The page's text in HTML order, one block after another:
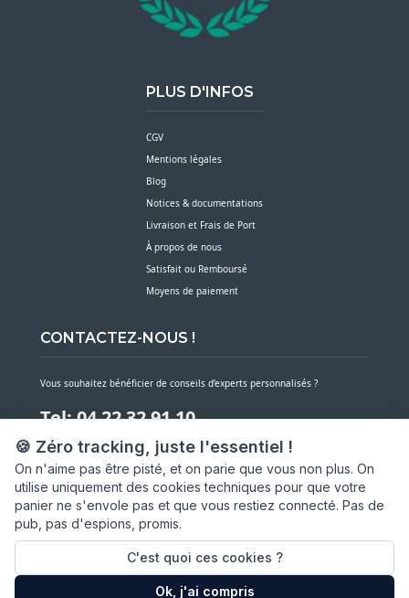
🍪 Zéro tracking, juste l'essentiel !
On n'aime pas être pisté, et on parie que vous non plus. On
utilise uniquement des cookies techniques pour que votre
panier ne s'envole pas et que vous restiez connecté. Pas de
pub, pas d'espions, promis.
C'est quoi ces cookies ?
Ok, j'ai compris
PLUS D'INFOS
CGV
Mentions légales
Blog
Notices & documentations
Livraison et Frais de Port
À propos de nous
Satisfait ou Remboursé
Moyens de paiement
CONTACTEZ-NOUS !
Vous souhaitez bénéficier de conseils d’experts personnalisés ?
Tel: 04 22 32 91 10
Notre service client est à votre écoute du lundi au vendredi de 7h30 à 16h
NOUS CONTACTER PAR MESSAGE
SARL ASP06
66 av. Michel Jourdan
06150 CANNES LA BOCCA